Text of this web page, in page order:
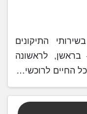
התיקונים
בראשן, לראשונה
החיים לרוכשי…